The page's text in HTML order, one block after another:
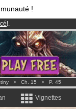
!
!.
par mois !Clique ici
!
> Ch. 15 > P. 45
Vignettes